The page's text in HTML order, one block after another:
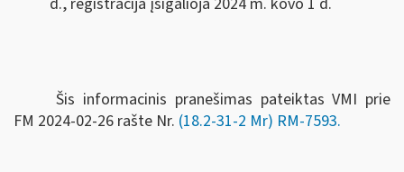
Šis informacinis pranešimas pateiktas VMI prie
FM 2024-02-26 rašte Nr. (18.2-31-2 Mr) RM-7593.